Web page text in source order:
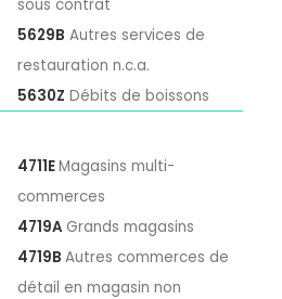
sous contrat
5629B Autres services de
restauration n.c.a.
5630Z Débits de boissons
4711EMagasins multi-
commerces
4719A Grands magasins
4719B Autres commerces de
détail en magasin non